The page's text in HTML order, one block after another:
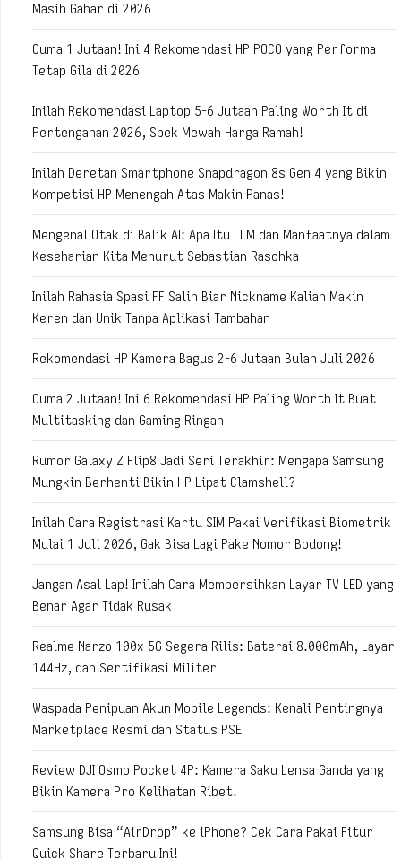
Masih Gahar di 2026
Cuma 1 Jutaan! Ini 4 Rekomendasi HP POCO yang Performa
Tetap Gila di 2026
Inilah Rekomendasi Laptop 5-6 Jutaan Paling Worth It di
Pertengahan 2026, Spek Mewah Harga Ramah!
Inilah Deretan Smartphone Snapdragon 8s Gen 4 yang Bikin
Kompetisi HP Menengah Atas Makin Panas!
Mengenal Otak di Balik AI: Apa Itu LLM dan Manfaatnya dalam
Keseharian Kita Menurut Sebastian Raschka
Inilah Rahasia Spasi FF Salin Biar Nickname Kalian Makin
Keren dan Unik Tanpa Aplikasi Tambahan
Rekomendasi HP Kamera Bagus 2-6 Jutaan Bulan Juli 2026
Cuma 2 Jutaan! Ini 6 Rekomendasi HP Paling Worth It Buat
Multitasking dan Gaming Ringan
Rumor Galaxy Z Flip8 Jadi Seri Terakhir: Mengapa Samsung
Mungkin Berhenti Bikin HP Lipat Clamshell?
Inilah Cara Registrasi Kartu SIM Pakai Verifikasi Biometrik
Mulai 1 Juli 2026, Gak Bisa Lagi Pake Nomor Bodong!
Jangan Asal Lap! Inilah Cara Membersihkan Layar TV LED yang
Benar Agar Tidak Rusak
Realme Narzo 100x 5G Segera Rilis: Baterai 8.000mAh, Layar
144Hz, dan Sertifikasi Militer
Waspada Penipuan Akun Mobile Legends: Kenali Pentingnya
Marketplace Resmi dan Status PSE
Review DJI Osmo Pocket 4P: Kamera Saku Lensa Ganda yang
Bikin Kamera Pro Kelihatan Ribet!
Samsung Bisa “AirDrop” ke iPhone? Cek Cara Pakai Fitur
Quick Share Terbaru Ini!